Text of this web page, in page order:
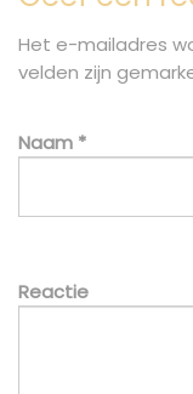
Het e-mailadres
velden zijn
Naam *
Reactie